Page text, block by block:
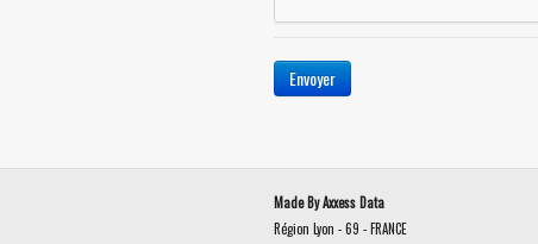
Envoyer
Made By Axxess Data
Région Lyon - 69 - FRANCE